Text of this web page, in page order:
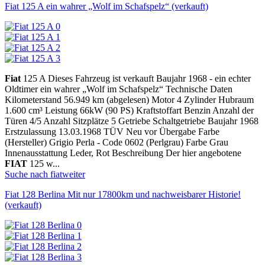
Fiat 125 A ein wahrer „Wolf im Schafspelz“ (verkauft)
Fiat 125 A Dieses Fahrzeug ist verkauft Baujahr 1968 - ein echter
Oldtimer ein wahrer „Wolf im Schafspelz“ Technische Daten
Kilometerstand 56.949 km (abgelesen) Motor 4 Zylinder Hubraum
1.600 cm³ Leistung 66kW (90 PS) Kraftstoffart Benzin Anzahl der
Türen 4/5 Anzahl Sitzplätze 5 Getriebe Schaltgetriebe Baujahr 1968
Erstzulassung 13.03.1968 TÜV Neu vor Übergabe Farbe
(Hersteller) Grigio Perla - Code 0602 (Perlgrau) Farbe Grau
Innenausstattung Leder, Rot Beschreibung Der hier angebotene
FIAT 125 w...
Suche nach fiatweiter
Fiat 128 Berlina Mit nur 17800km und nachweisbarer Historie!
(verkauft)